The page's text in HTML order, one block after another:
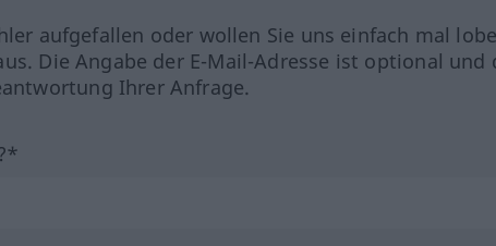
aufgefallen oder wollen Sie uns einfach mal
Die Angabe der E-Mail-Adresse ist optional und
Ihrer Anfrage.